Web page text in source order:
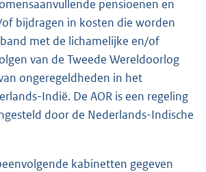
pensioenen en
bijdragen in kosten die worden
met de lichamelijke en/of
van de Tweede Wereldoorlog
ongeregeldheden in het
Indië. De AOR is een regeling
door de Nederlands-Indische
kabinetten gegeven